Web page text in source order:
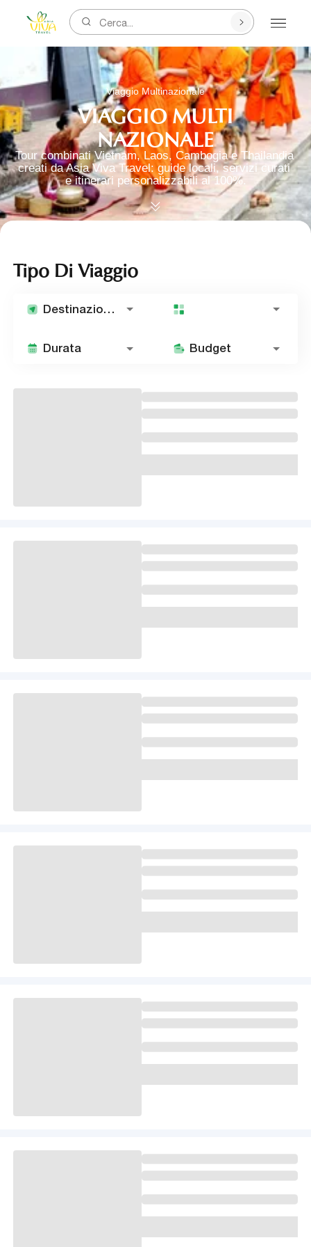
Cerca...
Viaggio Multinazionale
VIAGGIO MULTI
NAZIONALE
Tour combinati Vietnam, Laos, Cambogia e Thailandia
creati da Asia Viva Travel: guide locali, servizi curati
e itinerari personalizzabili al 100%.
Tipo Di Viaggio
Destinazione
Durata Budget